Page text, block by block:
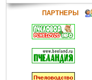
ПАРТНЕРЫ